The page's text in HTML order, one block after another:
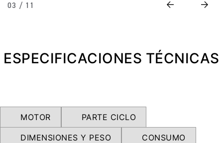
TRIDENT 660
NEWTRIDENT 660
Precio desde $9.090.000
03 / 11 Previous Next
ESPECIFICACIONES TÉCNICAS
MOTOR PARTE CICLO
DIMENSIONES Y PESO CONSUMO